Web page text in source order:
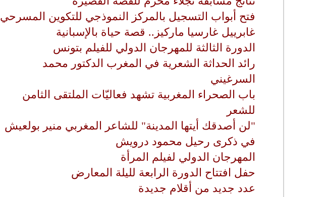
فتح أبواب التسجيل بالمركز النموذجي للتكوين المسرحي
غابرييل غارسيا ماركيز.. قصة حياة بالإسبانية
الدورة الثالثة للمهرجان الدولي للفيلم بتونس
رائد الحداثة الشعرية في المغرب الدكتور محمد
السرغيني
باب الصحراء المغربية تشهد فعاليّات الملتقى الثامن
للشعر
"لن أصدقك أيتها المدينة" للشاعر المغربي منير بولعيش
في ذكرى رحيل محمود درويش
المهرجان الدولي لفيلم المرأة
حفل افتتاح الدورة الرابعة لليلة المعارض
عدد جديد من أقلام جديدة